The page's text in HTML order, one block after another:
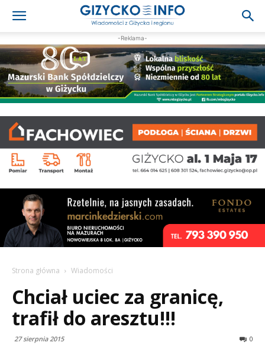
-Reklama-
Strona główna Wiadomości
Chciał uciec za granicę,
trafił do aresztu!!!
27 sierpnia 2015 0